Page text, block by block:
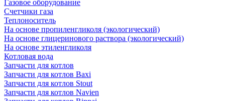
Газовое оборудование
Счетчики газа
Теплоноситель
На основе пропиленгликоля (экологический)
На основе глицеринового раствора (экологический)
На основе этиленгликоля
Котловая вода
Запчасти для котлов
Запчасти для котлов Baxi
Запчасти для котлов Stout
Запчасти для котлов Navien